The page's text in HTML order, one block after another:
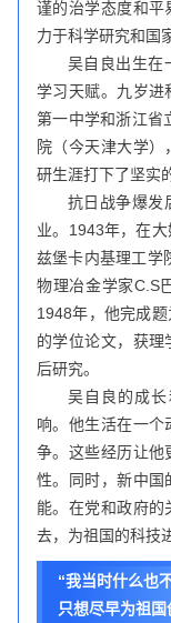
谨的治学态度和平
力于科学研究和国
吴自良出生在
学习天赋。九岁进
第一中学和浙江省
院（今天津大学
研生涯打下了坚实
抗日战争爆发
业。1943年，在
兹堡卡内基理工学
物理冶金学家C.S
1948年，他完成
的学位论文，获
后研究。
吴自良的成
响。他生活在一
争。这些经历让他
性。同时，新中国
能。在党和政府的
去，为祖国的科技
“我当时什么也不
只想尽早为祖国